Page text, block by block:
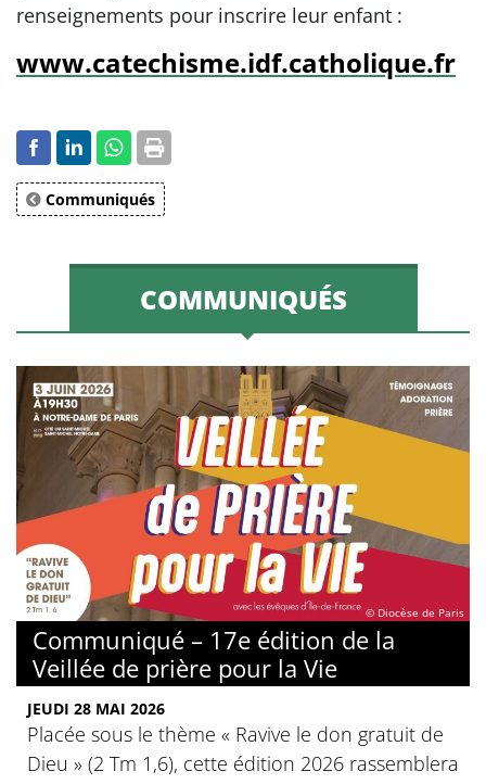
renseignements pour inscrire leur enfant :
www.catechisme.idf.catholique.fr
Communiqués
COMMUNIQUÉS
© Diocèse de Paris
Communiqué – 17e édition de la
Veillée de prière pour la Vie
JEUDI 28 MAI 2026
Placée sous le thème « Ravive le don gratuit de
Dieu » (2 Tm 1,6), cette édition 2026 rassemblera